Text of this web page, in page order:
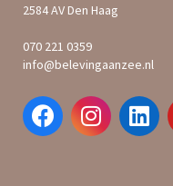
2584 AV Den Haag
070 221 0359
info@belevingaanzee.nl